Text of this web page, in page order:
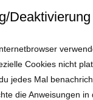
Cookies nicht
jedes Mal
die Anweisungen